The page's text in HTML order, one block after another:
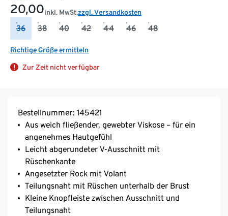
20,00inkl. MwSt.zzgl. Versandkosten
36 38 40 42 44 46 48
Richtige Größe ermitteln
Zur Zeit nicht verfügbar
Bestellnummer: 145421
Aus weich fließender, gewebter Viskose – für ein
angenehmes Hautgefühl
Leicht abgerundeter V-Ausschnitt mit
Rüschenkante
Angesetzter Rock mit Volant
Teilungsnaht mit Rüschen unterhalb der Brust
Kleine Knopfleiste zwischen Ausschnitt und
Teilungsnaht